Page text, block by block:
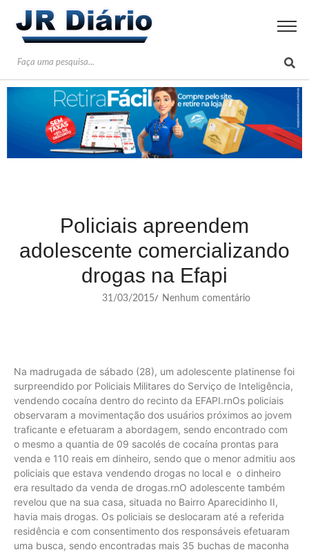
Policiais apreendem
adolescente comercializando
drogas na Efapi
31/03/2015/ Nenhum comentário
Na madrugada de sábado (28), um adolescente platinense foi
surpreendido por Policiais Militares do Serviço de Inteligência,
vendendo cocaína dentro do recinto da EFAPI.rnOs policiais
observaram a movimentação dos usuários próximos ao jovem
traficante e efetuaram a abordagem, sendo encontrado com
o mesmo a quantia de 09 sacolés de cocaína prontas para
venda e 110 reais em dinheiro, sendo que o menor admitiu aos
policiais que estava vendendo drogas no local e o dinheiro
era resultado da venda de drogas.rnO adolescente também
revelou que na sua casa, situada no Bairro Aparecidinho II,
havia mais drogas. Os policiais se deslocaram até a referida
residência e com consentimento dos responsáveis efetuaram
uma busca, sendo encontradas mais 35 buchas de maconha